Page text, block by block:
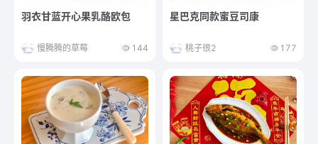
羽衣甘蓝开心果乳酪欧包
慢腾腾的草莓 144
星巴克同款蜜豆司康
桃子很2 177